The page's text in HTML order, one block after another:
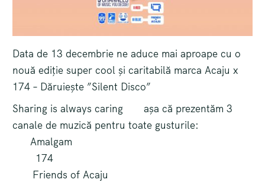
Data de 13 decembrie ne aduce mai aproape cu o
nouă ediție super cool și caritabilă marca Acaju x
174 – Dăruiește ”Silent Disco”
Sharing is always caring
așa că prezentăm 3
canale de muzică pentru toate gusturile:
Amalgam
174
Friends of Acaju